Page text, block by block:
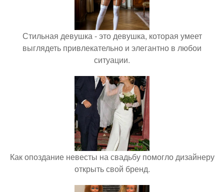
Стильная девушка - это девушка, которая умеет
выглядеть привлекательно и элегантно в любои
ситуации.
Как опоздание невесты на свадьбу помогло дизайнеру
открыть свой бренд.